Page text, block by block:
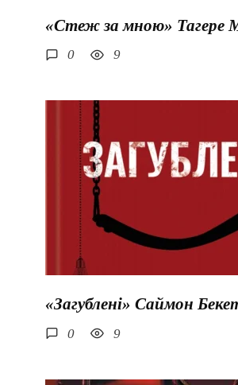
«Стеж за мною» Тагере
0 9
«Загублені» Саймон
0 9